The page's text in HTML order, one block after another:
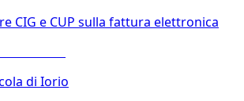
CIG e CUP sulla fattura elettronica
di Iorio